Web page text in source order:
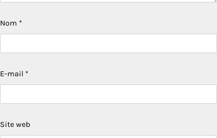
Nom *
E-mail *
Site web